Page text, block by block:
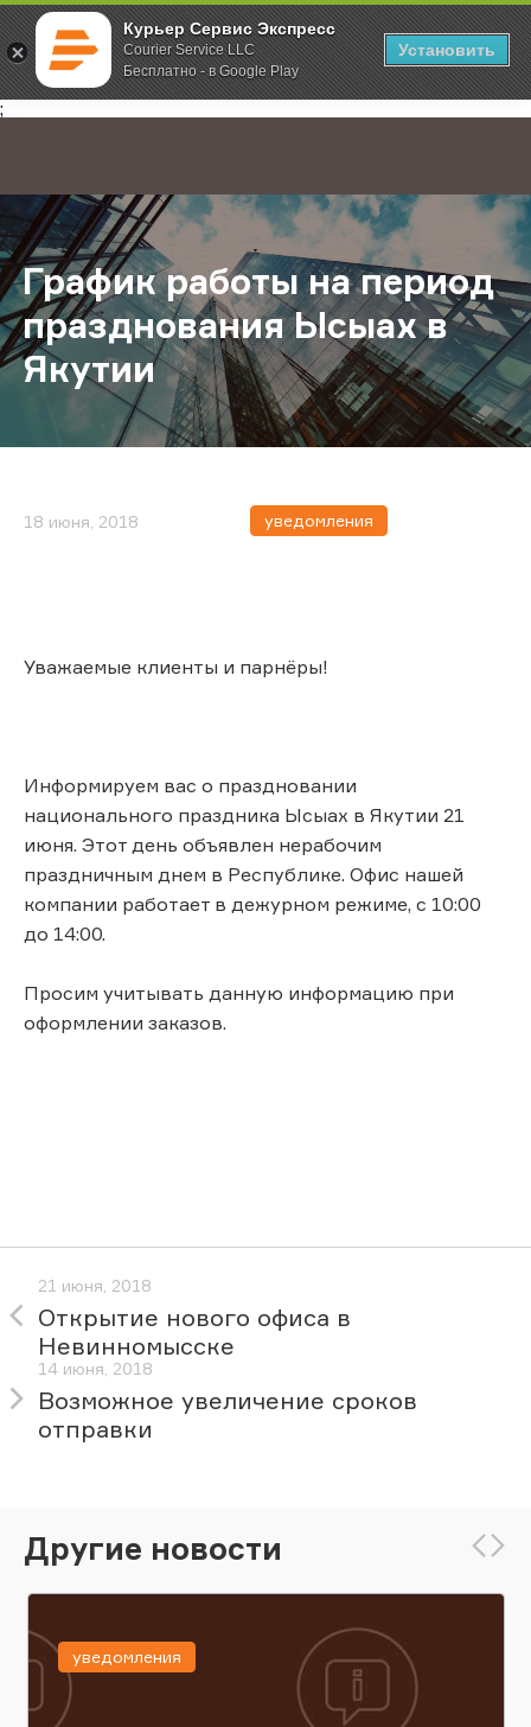
Курьер Сервис Экспресс
Courier Service LLC
Бесплатно - в Google Play
Установить
;
Главная О компании Новости График работы на период
График работы на период
празднования Ысыах в
Якутии
18 июня, 2018 уведомления
Уважаемые клиенты и парнёры!
Информируем вас о праздновании
национального праздника Ысыах в Якутии 21
июня. Этот день объявлен нерабочим
праздничным днем в Республике. Офис нашей
компании работает в дежурном режиме, с 10:00
до 14:00.
Просим учитывать данную информацию при
оформлении заказов.
21 июня, 2018
Открытие нового офиса в
Невинномысске
14 июня, 2018
Возможное увеличение сроков
отправки
Другие новости
уведомления